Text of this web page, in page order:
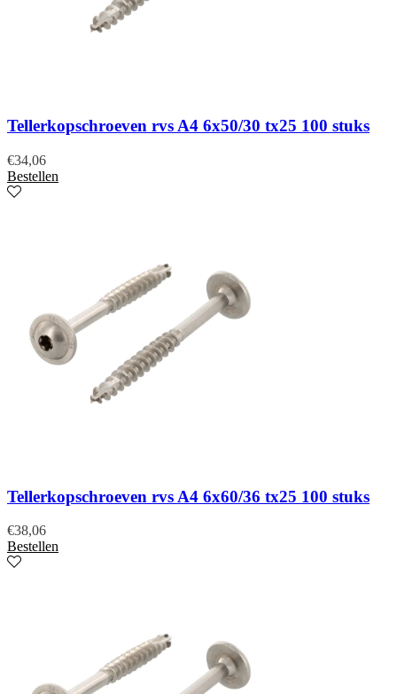
Tellerkopschroeven rvs A4 6x50/30 tx25 100 stuks
€34,06
Bestellen
Tellerkopschroeven rvs A4 6x60/36 tx25 100 stuks
€38,06
Bestellen